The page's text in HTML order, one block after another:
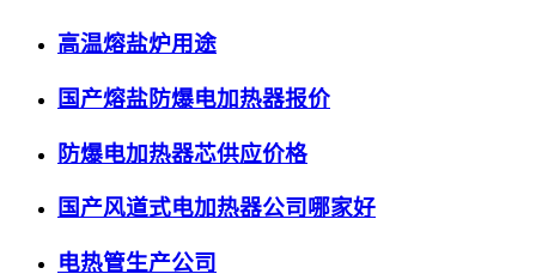
高温熔盐炉用途
国产熔盐防爆电加热器报价
防爆电加热器芯供应价格
国产风道式电加热器公司哪家好
电热管生产公司